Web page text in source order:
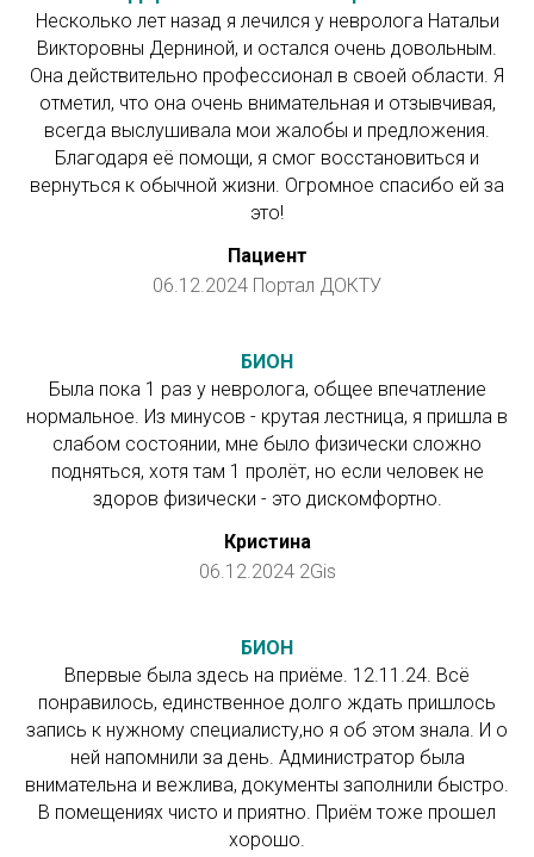
Несколько лет назад я лечился у невролога Натальи
Викторовны Дерниной, и остался очень довольным.
Она действительно профессионал в своей области. Я
отметил, что она очень внимательная и отзывчивая,
всегда выслушивала мои жалобы и предложения.
Благодаря её помощи, я смог восстановиться и
вернуться к обычной жизни. Огромное спасибо ей за
это!
Пациент
06.12.2024 Портал ДОКТУ
БИОН
Была пока 1 раз у невролога, общее впечатление
нормальное. Из минусов - крутая лестница, я пришла в
слабом состоянии, мне было физически сложно
подняться, хотя там 1 пролёт, но если человек не
здоров физически - это дискомфортно.
Кристина
06.12.2024 2Gis
БИОН
Впервые была здесь на приёме. 12.11.24. Всё
понравилось, единственное долго ждать пришлось
запись к нужному специалисту,но я об этом знала. И о
ней напомнили за день. Администратор была
внимательна и вежлива, документы заполнили быстро.
В помещениях чисто и приятно. Приём тоже прошел
хорошо.